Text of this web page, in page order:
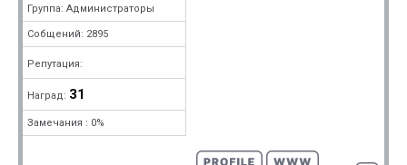
Группа: Администраторы
Собщений: 2895
Репутация:
Наград: 31
Замечания : 0%